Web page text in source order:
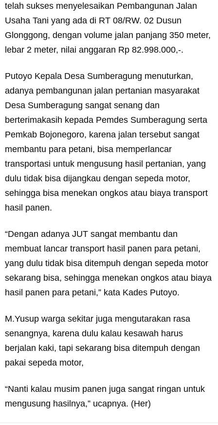
telah sukses menyelesaikan Pembangunan Jalan
Usaha Tani yang ada di RT 08/RW. 02 Dusun
Glonggong, dengan volume jalan panjang 350 meter,
lebar 2 meter, nilai anggaran Rp 82.998.000,-.
Putoyo Kepala Desa Sumberagung menuturkan,
adanya pembangunan jalan pertanian masyarakat
Desa Sumberagung sangat senang dan
berterimakasih kepada Pemdes Sumberagung serta
Pemkab Bojonegoro, karena jalan tersebut sangat
membantu para petani, bisa memperlancar
transportasi untuk mengusung hasil pertanian, yang
dulu tidak bisa dijangkau dengan sepeda motor,
sehingga bisa menekan ongkos atau biaya transport
hasil panen.
“Dengan adanya JUT sangat membantu dan
membuat lancar transport hasil panen para petani,
yang dulu tidak bisa ditempuh dengan sepeda motor
sekarang bisa, sehingga menekan ongkos atau biaya
hasil panen para petani,” kata Kades Putoyo.
M.Yusup warga sekitar juga mengutarakan rasa
senangnya, karena dulu kalau kesawah harus
berjalan kaki, tapi sekarang bisa ditempuh dengan
pakai sepeda motor,
“Nanti kalau musim panen juga sangat ringan untuk
mengusung hasilnya,” ucapnya. (Her)